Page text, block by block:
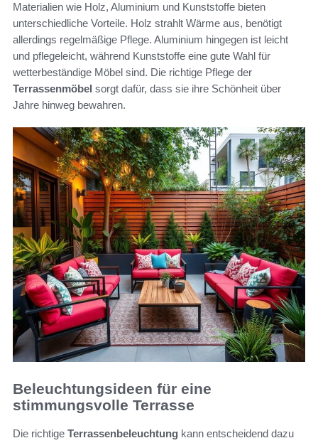
Materialien wie Holz, Aluminium und Kunststoffe bieten
unterschiedliche Vorteile. Holz strahlt Wärme aus, benötigt
allerdings regelmäßige Pflege. Aluminium hingegen ist leicht
und pflegeleicht, während Kunststoffe eine gute Wahl für
wetterbeständige Möbel sind. Die richtige Pflege der
Terrassenmöbel sorgt dafür, dass sie ihre Schönheit über
Jahre hinweg bewahren.
Beleuchtungsideen für eine
stimmungsvolle Terrasse
Die richtige Terrassenbeleuchtung kann entscheidend dazu